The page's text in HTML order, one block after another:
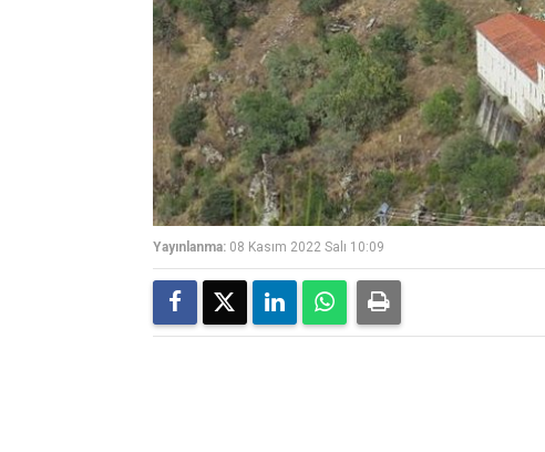
Yayınlanma: 08 Kasım 2022 Salı 10:09